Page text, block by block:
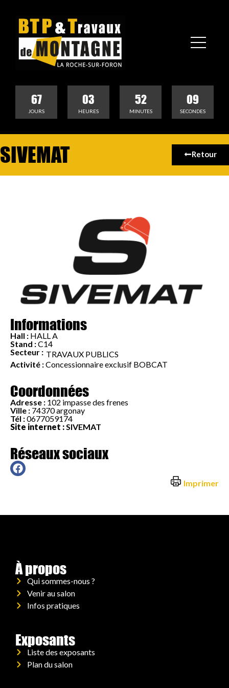
67
JOURS
03
HEURES
52
MINUTES
09
SECONDES
SIVEMAT Retour
Informations
Hall : HALL A
Stand :C14
Secteur : TRAVAUX PUBLICS
Activité :Concessionnaire exclusif BOBCAT
Coordonnées
Adresse : 102 impasse des frenes
Ville : 74370 argonay
Tél :0677059174
Site internet :SIVEMAT
Réseaux sociaux
Imprimer
À propos
Qui sommes-nous ?
Venir au salon
Infos pratiques
Exposants
Liste des exposants
Plan du salon